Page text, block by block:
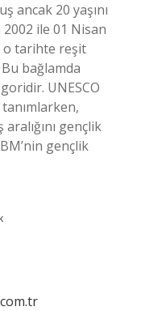
ancak 20 yaşını
ile 01 Nisan
o tarihte reşit
Bu bağlamda
UNESCO
tanımlarken,
gençlik
gençlik